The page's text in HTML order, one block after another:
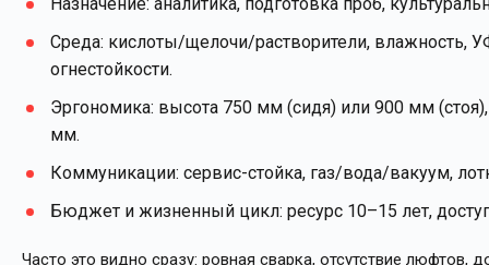
Среда: кислоты/щелочи/растворители, влажность,
огнестойкости.
Эргономика: высота 750 мм (сидя) или 900 мм
мм.
Коммуникации: сервис-стойка, газ/вода/вакуум,
Бюджет и жизненный цикл: ресурс 10–15 лет,
Часто это видно сразу: ровная сварка, отсутствие